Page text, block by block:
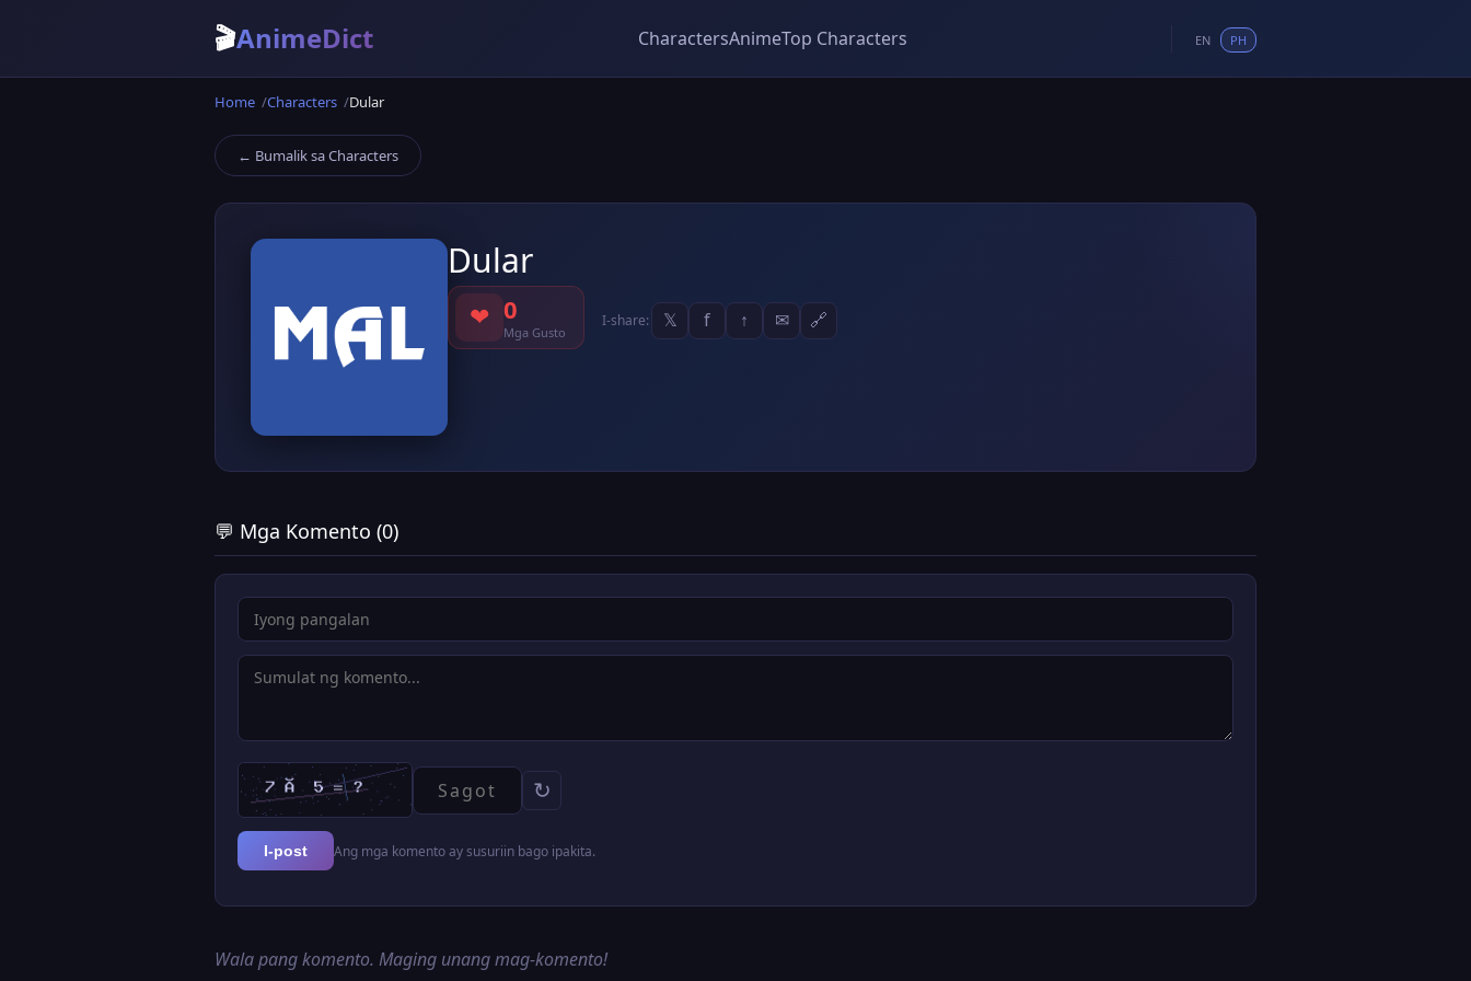
🎬AnimeDict CharactersAnimeTop Characters EN PH
Home Characters Dular
← Bumalik sa Characters
Dular
❤ 0
Mga Gusto
I-share: 𝕏 f ↑ ✉ 🔗
💬 Mga Komento (0)
↻
I-post Ang mga komento ay susuriin bago ipakita.
Wala pang komento. Maging unang mag-komento!